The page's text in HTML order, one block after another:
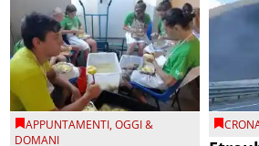
APPUNTAMENTI,OGGI &
DOMANI